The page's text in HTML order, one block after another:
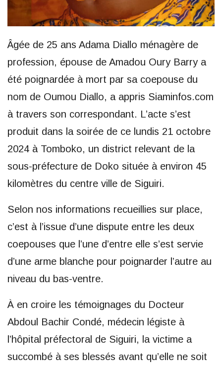
Âgée de 25 ans Adama Diallo ménagère de
profession, épouse de Amadou Oury Barry a
été poignardée à mort par sa coepouse du
nom de Oumou Diallo, a appris Siaminfos.com
à travers son correspondant. L’acte s’est
produit dans la soirée de ce lundis 21 octobre
2024 à Tomboko, un district relevant de la
sous-préfecture de Doko située à environ 45
kilomètres du centre ville de Siguiri.
Selon nos informations recueillies sur place,
c’est à l’issue d’une dispute entre les deux
coepouses que l’une d’entre elle s’est servie
d’une arme blanche pour poignarder l’autre au
niveau du bas-ventre.
À en croire les témoignages du Docteur
Abdoul Bachir Condé, médecin légiste à
l’hôpital préfectoral de Siguiri, la victime a
succombé à ses blessés avant qu’elle ne soit